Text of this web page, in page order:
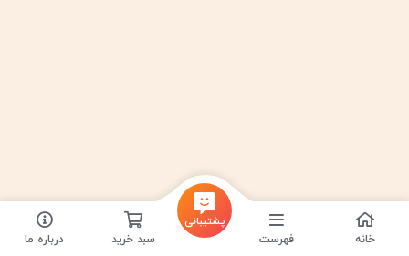
خانه فهرست درباره ما سبد خرید
پشتیبانی